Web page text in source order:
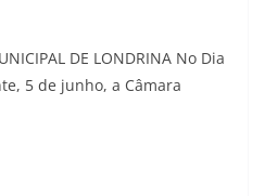
DE LONDRINA No Dia
5 de junho, a Câmara